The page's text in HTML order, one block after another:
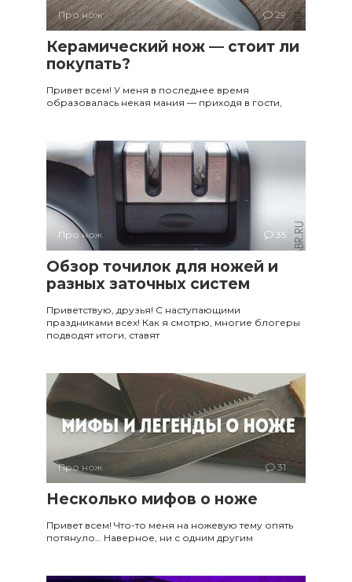
Про нож 29
Керамический нож — стоит ли
покупать?
Привет всем! У меня в последнее время
образовалась некая мания — приходя в гости,
Про нож 35
Обзор точилок для ножей и
разных заточных систем
Приветствую, друзья! С наступающими
праздниками всех! Как я смотрю, многие блогеры
подводят итоги, ставят
Про нож 31
Несколько мифов о ноже
Привет всем! Что-то меня на ножевую тему опять
потянуло… Наверное, ни с одним другим